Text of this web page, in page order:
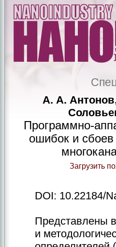
А. А.
Программно-
ошибок и
Загрузить
DOI: 10.22184/
Представлены
и